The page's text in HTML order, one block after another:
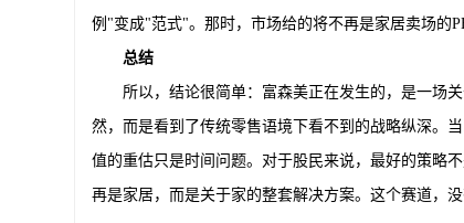
例"变成"范式"。那时，市场给的将不再是家居卖场的
总结
所以，结论很简单：富森美正在发生的，是一场
然，而是看到了传统零售语境下看不到的战略纵深。
值的重估只是时间问题。对于股民来说，最好的策
再是家居，而是关于家的整套解决方案。这个赛道，没